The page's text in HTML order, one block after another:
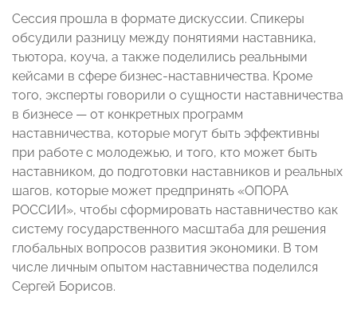
Сессия прошла в формате дискуссии. Спикеры
обсудили разницу между понятиями наставника,
тьютора, коуча, а также поделились реальными
кейсами в сфере бизнес-наставничества. Кроме
того, эксперты говорили о сущности наставничества
в бизнесе — от конкретных программ
наставничества, которые могут быть эффективны
при работе с молодежью, и того, кто может быть
наставником, до подготовки наставников и реальных
шагов, которые может предпринять «ОПОРА
РОССИИ», чтобы сформировать наставничество как
систему государственного масштаба для решения
глобальных вопросов развития экономики. В том
числе личным опытом наставничества поделился
Сергей Борисов.